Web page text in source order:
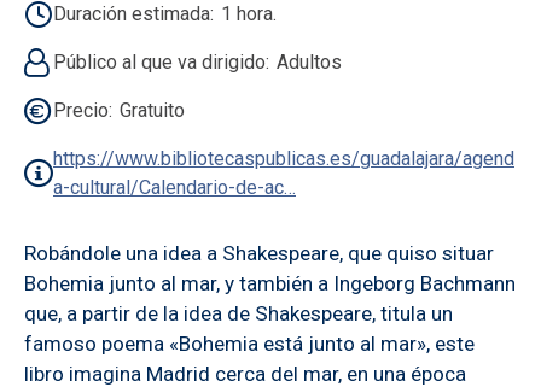
Duración estimada 1 hora.
Público al que va dirigido Adultos
Precio Gratuito
https://www.bibliotecaspublicas.es/guadalajara/agend
a-cultural/Calendario-de-ac…
Robándole una idea a Shakespeare, que quiso situar
Bohemia junto al mar, y también a Ingeborg Bachmann
que, a partir de la idea de Shakespeare, titula un
famoso poema «Bohemia está junto al mar», este
libro imagina Madrid cerca del mar, en una época